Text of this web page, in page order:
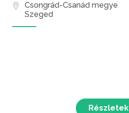
Csongrád-Csanád megye
Szeged
Részletek